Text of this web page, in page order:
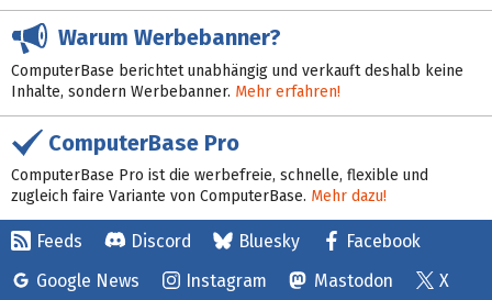
Warum Werbebanner?
ComputerBase berichtet unabhängig und verkauft deshalb keine
Inhalte, sondern Werbebanner. Mehr erfahren!
ComputerBase Pro
ComputerBase Pro ist die werbefreie, schnelle, flexible und
zugleich faire Variante von ComputerBase. Mehr dazu!
Feeds Discord Bluesky
Facebook
Google News
Instagram Mastodon X